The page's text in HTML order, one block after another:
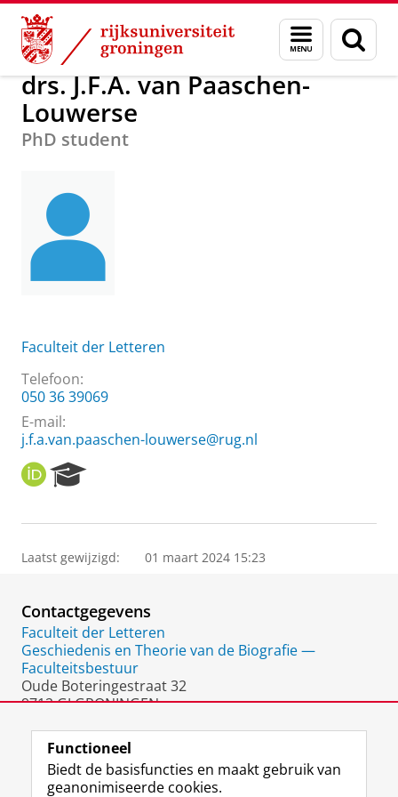
Skip
Content
Skip
Navigation
Menu
en
zoeken
Over ons drs. J.F.A. van Paaschen-Louwerse
drs. J.F.A. van Paaschen-
Louwerse
PhD student
Faculteit der Letteren
Telefoon:
050 36 39069
E-mail:
j.f.a.van.paaschen-louwerse@rug.nl
O
R
I
e
r
P
o
r
t
a
l
Laatst gewijzigd: 01 maart 2024 15:23
Contactgegevens
Faculteit der Letteren
Geschiedenis en Theorie van de Biografie —
Faculteitsbestuur
Oude Boteringestraat 32
9712 GJ GRONINGEN
Functioneel
Biedt de basisfuncties en maakt gebruik van
geanonimiseerde cookies.